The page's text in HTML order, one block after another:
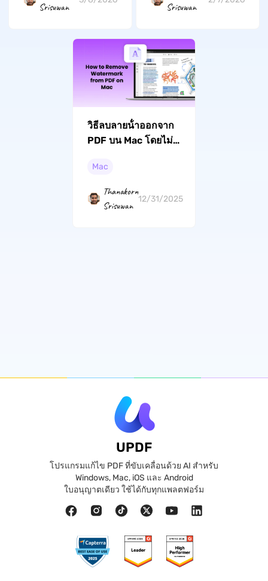
Srisuwan
Srisuwan
วิธีลบลายน้ําออกจาก
PDF บน Mac โดยไม่
Mac
Thanakorn
Srisuwan
12/31/2025
UPDF
โปรแกรมแก้ไข PDF ที่ขับเคลื่อนด้วย AI สำหรับ
Windows, Mac, iOS และ Android
ใบอนุญาตเดียว ใช้ได้กับทุกแพลตฟอร์ม